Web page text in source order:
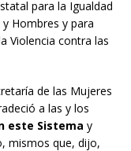
para la Igualdad
Hombres y para
Violencia contra las
de las Mujeres
a las y los
este Sistema y
mismos que, dijo,